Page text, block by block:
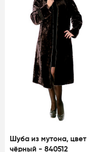
Шуба из мутона, цвет
чёрный - 840512